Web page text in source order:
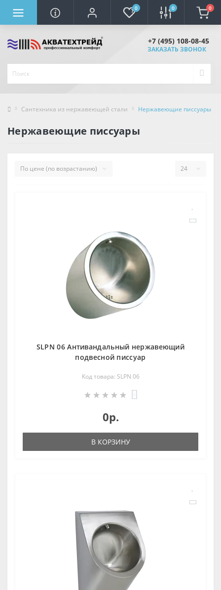
0 0 0
+7 (495) 108-08-45
ЗАКАЗАТЬ ЗВОНОК
Сантехника из нержавеющей стали Нержавеющие писсуары
Нержавеющие писсуары
SLPN 06 Антивандальный нержавеющий
подвесной писсуар
Код товара: SLPN 06
0р.
В КОРЗИНУ